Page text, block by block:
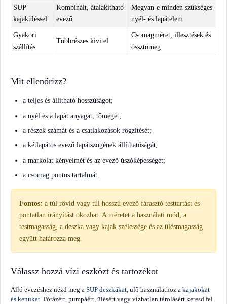
SUP
kajaküléssel
Kombinált, átalakítható
evező
Megvan-e minden szükséges
nyél- és lapátelem
Gyakori
szállítás
Többrészes kivitel
Csomagméret, illesztések és
össztömeg
Mit ellenőrizz?
a teljes és állítható hosszúságot;
a nyél és a lapát anyagát, tömegét;
a részek számát és a csatlakozások rögzítését;
a kétlapátos evező lapátszögének állíthatóságát;
a markolat kényelmét és az evező úszóképességét;
a csomag pontos tartalmát.
Fontos: a túl rövid vagy túl hosszú evező fárasztó testtartást és
pontatlan irányítást okozhat. A méretet a használati mód, a
testmagasság, a deszka vagy kajak szélessége és az ülésmagasság
együtt határozza meg.
Válassz hozzá vízi eszközt és tartozékot
Álló evezéshez nézd meg a SUP deszkákat , ülő használathoz a kajakokat
és kenukat . Pórázért, pumpáért, ülésért vagy vízhatlan tárolásért keresd fel